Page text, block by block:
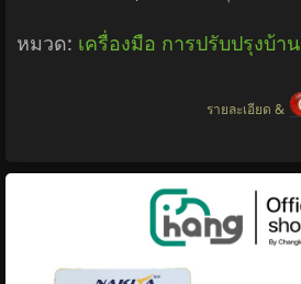
หมวด: เครื่องมือ การปรับปรุงบ้าน
รายละเอียด &